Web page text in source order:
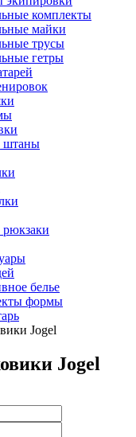
комплекты
майки
трусы
гетры
штаны
белье
формы
Jogel
Jogel